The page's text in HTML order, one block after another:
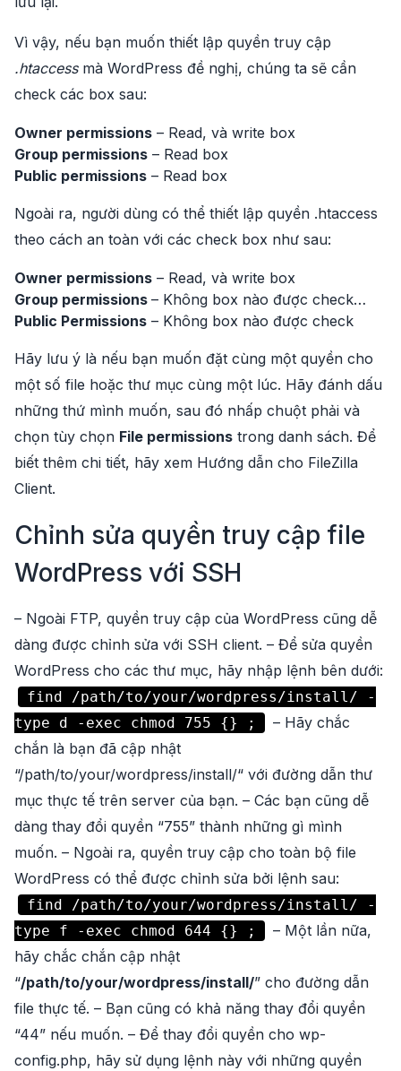
Vì vậy, nếu bạn muốn thiết lập quyền truy cập
.htaccessmà WordPress đề nghị, chúng ta sẽ cần
check các box sau:
Owner permissions – Read, và write box
Group permissions – Read box
Public permissions – Read box
Ngoài ra, người dùng có thể thiết lập quyền .htaccess
theo cách an toàn với các check box như sau:
Owner permissions – Read, và write box
Group permissions – Không box nào được check…
Public Permissions – Không box nào được check
Hãy lưu ý là nếu bạn muốn đặt cùng một quyền cho
một số file hoặc thư mục cùng một lúc. Hãy đánh dấu
những thứ mình muốn, sau đó nhấp chuột phải và
chọn tùy chọn File permissions trong danh sách. Để
biết thêm chi tiết, hãy xem Hướng dẫn cho FileZilla
Client.
Chỉnh sửa quyền truy cập file
WordPress với SSH
– Ngoài FTP, quyền truy cập của WordPress cũng dễ
dàng được chỉnh sửa với SSH client. – Để sửa quyền
WordPress cho các thư mục, hãy nhập lệnh bên dưới:
find /path/to/your/wordpress/install/ -
type d -exec chmod 755 {} ;
– Hãy chắc
chắn là bạn đã cập nhật
“/path/to/your/wordpress/install/“ với đường dẫn thư
mục thực tế trên server của bạn. – Các bạn cũng dễ
dàng thay đổi quyền “755” thành những gì mình
muốn. – Ngoài ra, quyền truy cập cho toàn bộ file
WordPress có thể được chỉnh sửa bởi lệnh sau:
find /path/to/your/wordpress/install/ -
type f -exec chmod 644 {} ;
– Một lần nữa,
hãy chắc chắn cập nhật
“/path/to/your/wordpress/install/” cho đường dẫn
file thực tế. – Bạn cũng có khả năng thay đổi quyền
“44” nếu muốn. – Để thay đổi quyền cho wp-
config.php, hãy sử dụng lệnh này với những quyền